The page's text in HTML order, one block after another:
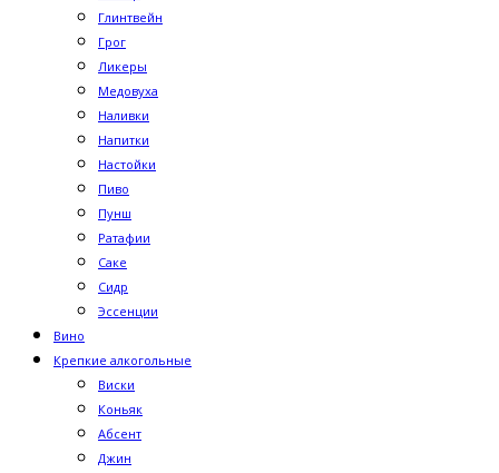
Глинтвейн
Грог
Ликеры
Медовуха
Наливки
Напитки
Настойки
Пиво
Пунш
Ратафии
Саке
Сидр
Эссенции
Вино
Крепкие алкогольные
Виски
Коньяк
Абсент
Джин